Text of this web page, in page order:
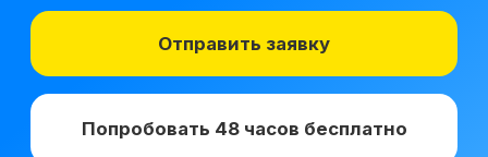
*
ДПО в 2021 г.
2 место в номинации